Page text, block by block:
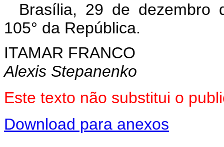
Brasília, 29 de dezembro
105° da República.
ITAMAR FRANCO
Alexis Stepanenko
Este texto não substitui o
Download para anexos